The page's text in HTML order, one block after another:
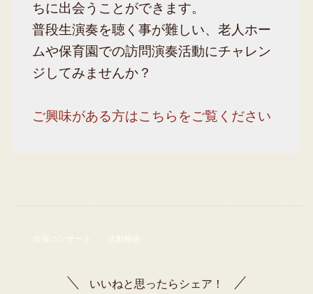
ちに出会うことができます。
普段生演奏を聴く事が難しい、老人ホー
ムや保育園での訪問演奏活動にチャレン
ジしてみませんか？
ご興味がある方はこちらをご覧ください
出張コンサート 活動報告
いいねと思ったらシェア！